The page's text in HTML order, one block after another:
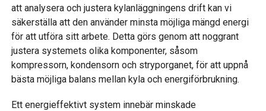
att analysera och justera kylanläggningens drift kan vi
säkerställa att den använder minsta möjliga mängd energi
för att utföra sitt arbete. Detta görs genom att noggrant
justera systemets olika komponenter, såsom
kompressorn, kondensorn och stryporganet, för att uppnå
bästa möjliga balans mellan kyla och energiförbrukning.
Ett energieffektivt system innebär minskade